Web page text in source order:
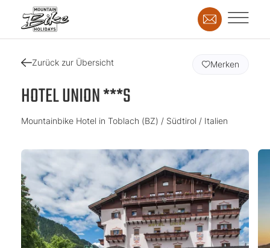
Zurück zur Übersicht
HOTEL UNION ***S
Mountainbike Hotel in Toblach (BZ) / Südtirol / Italien
Merken